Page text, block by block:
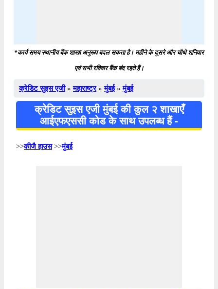
*कार्य समय स्थानीय बैंक शाखा अनुरूप बदल सकता है। महीने के दूसरे और चौथे शनिवार
एवं सभी रविवार बैंक बंद रहते हैं।
क्रेडिट सुइस एजी » महाराष्ट्र » मुंबई » मुंबई
क्रेडिट सुइस एजी मुंबई की कुल २ शाखाएँ
आईएफएससी कोड के साथ उपलब्ध हैं -
>>कीजै हाउस>>मुंबई